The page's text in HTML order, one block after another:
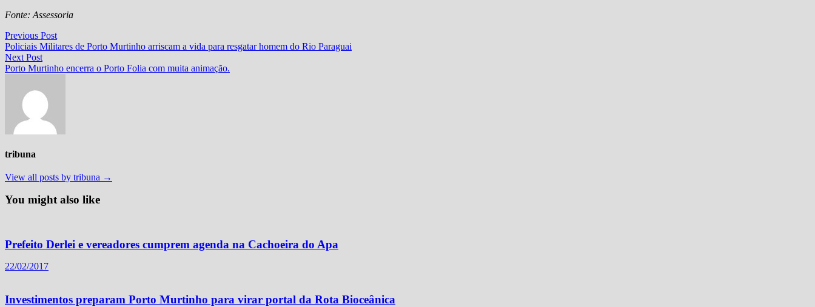
Fonte: Assessoria
Navegação
de
Post
Previous PostPrevious
post:
Policiais Militares de Porto Murtinho arriscam a vida para resgatar homem do Rio Paraguai
Next PostNext
post:
Porto Murtinho encerra o Porto Folia com muita animação.
tribuna
View all posts by tribuna →
You might also like
Prefeito Derlei e vereadores cumprem agenda na Cachoeira do Apa
22/02/2017
Investimentos preparam Porto Murtinho para virar portal da Rota Bioceânica